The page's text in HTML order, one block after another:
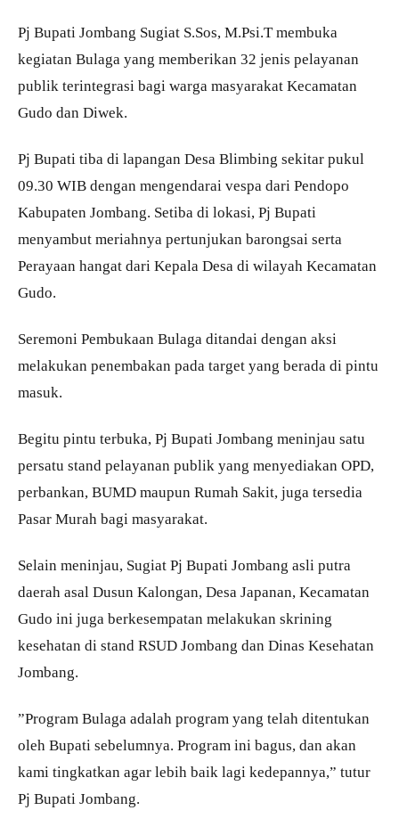
Pj Bupati Jombang Sugiat S.Sos, M.Psi.T membuka
kegiatan Bulaga yang memberikan 32 jenis pelayanan
publik terintegrasi bagi warga masyarakat Kecamatan
Gudo dan Diwek.
Pj Bupati tiba di lapangan Desa Blimbing sekitar pukul
09.30 WIB dengan mengendarai vespa dari Pendopo
Kabupaten Jombang. Setiba di lokasi, Pj Bupati
menyambut meriahnya pertunjukan barongsai serta
Perayaan hangat dari Kepala Desa di wilayah Kecamatan
Gudo.
Seremoni Pembukaan Bulaga ditandai dengan aksi
melakukan penembakan pada target yang berada di pintu
masuk.
Begitu pintu terbuka, Pj Bupati Jombang meninjau satu
persatu stand pelayanan publik yang menyediakan OPD,
perbankan, BUMD maupun Rumah Sakit, juga tersedia
Pasar Murah bagi masyarakat.
Selain meninjau, Sugiat Pj Bupati Jombang asli putra
daerah asal Dusun Kalongan, Desa Japanan, Kecamatan
Gudo ini juga berkesempatan melakukan skrining
kesehatan di stand RSUD Jombang dan Dinas Kesehatan
Jombang.
”Program Bulaga adalah program yang telah ditentukan
oleh Bupati sebelumnya. Program ini bagus, dan akan
kami tingkatkan agar lebih baik lagi kedepannya,” tutur
Pj Bupati Jombang.